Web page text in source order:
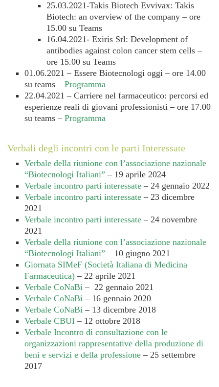
25.03.2021-Takis Biotech Evvivax: Takis
Biotech: an overview of the company – ore
15.00 su Teams
16.04.2021- Exiris Srl: Development of
antibodies against colon cancer stem cells –
ore 15.00 su Teams
01.06.2021 – Essere Biotecnologi oggi – ore 14.00
su teams – Programma
22.04.2021 – Carriere nel farmaceutico: percorsi ed
esperienze reali di giovani professionisti – ore 17.00
su teams – Programma
Verbali degli incontri con le parti Interessate
Verbale della riunione con l’associazione nazionale
“Biotecnologi Italiani” – 19 aprile 2024
Verbale incontro parti interessate – 24 gennaio 2022
Verbale incontro parti interessate – 23 dicembre
2021
Verbale incontro parti interessate – 24 novembre
2021
Verbale della riunione con l’associazione nazionale
“Biotecnologi Italiani” – 10 giugno 2021
Giornata SIMeF (Società Italiana di Medicina
Farmaceutica) – 22 aprile 2021
Verbale CoNaBi – 22 gennaio 2021
Verbale CoNaBi – 16 gennaio 2020
Verbale CoNaBi – 13 dicembre 2018
Verbale CBUI – 12 ottobre 2018
Verbale Incontro di consultazione con le
organizzazioni rappresentative della produzione di
beni e servizi e della professione – 25 settembre
2017